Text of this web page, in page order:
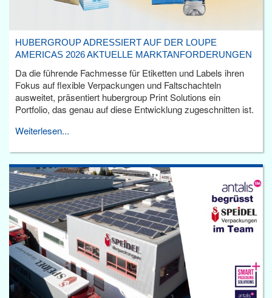
HUBERGROUP ADRESSIERT AUF DER LOUPE
AMERICAS 2026 AKTUELLE MARKTANFORDERUNGEN
Da die führende Fachmesse für Etiketten und Labels ihren
Fokus auf flexible Verpackungen und Faltschachteln
ausweitet, präsentiert hubergroup Print Solutions ein
Portfolio, das genau auf diese Entwicklung zugeschnitten ist.
Weiterlesen...